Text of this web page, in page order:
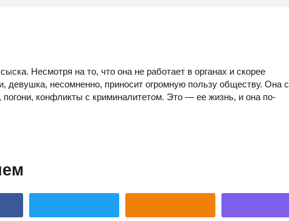
Несмотря на то, что она не работает в органах и скорее
девушка, несомненно, приносит огромную пользу обществу. Она с
погони, конфликты с криминалитетом. Это — ее жизнь, и она по-